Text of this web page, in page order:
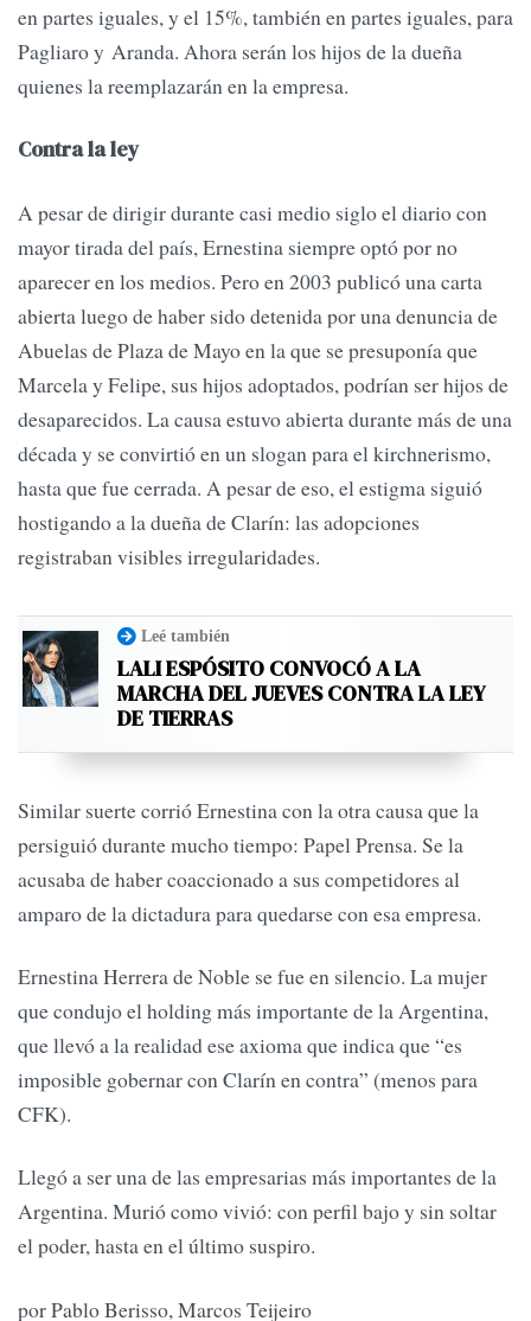
en partes iguales, y el 15%, también en partes iguales, para
Pagliaro y Aranda. Ahora serán los hijos de la dueña
quienes la reemplazarán en la empresa.
Contra la ley
A pesar de dirigir durante casi medio siglo el diario con
mayor tirada del país, Ernestina siempre optó por no
aparecer en los medios. Pero en 2003 publicó una carta
abierta luego de haber sido detenida por una denuncia de
Abuelas de Plaza de Mayo en la que se presuponía que
Marcela y Felipe, sus hijos adoptados, podrían ser hijos de
desaparecidos. La causa estuvo abierta durante más de una
década y se convirtió en un slogan para el kirchnerismo,
hasta que fue cerrada. A pesar de eso, el estigma siguió
hostigando a la dueña de Clarín: las adopciones
registraban visibles irregularidades.
Leé también
LALI ESPÓSITO CONVOCÓ A LA
MARCHA DEL JUEVES CONTRA LA LEY
DE TIERRAS
Similar suerte corrió Ernestina con la otra causa que la
persiguió durante mucho tiempo: Papel Prensa. Se la
acusaba de haber coaccionado a sus competidores al
amparo de la dictadura para quedarse con esa empresa.
Ernestina Herrera de Noble se fue en silencio. La mujer
que condujo el holding más importante de la Argentina,
que llevó a la realidad ese axioma que indica que “es
imposible gobernar con Clarín en contra” (menos para
CFK).
Llegó a ser una de las empresarias más importantes de la
Argentina. Murió como vivió: con perfil bajo y sin soltar
el poder, hasta en el último suspiro.
por Pablo Berisso, Marcos Teijeiro